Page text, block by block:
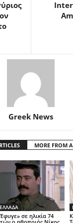
Greek News
MORE FROM
ΕΛΛΑΔΑ
σε ηλικία 74